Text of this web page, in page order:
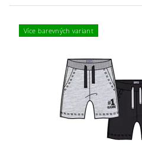
Více barevných variant